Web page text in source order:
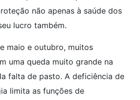
não apenas à saúde dos
lucro também.
maio e outubro, muitos
uma queda muito grande na
falta de pasto. A deficiência de
limita as funções de